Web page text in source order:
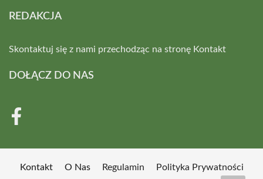
REDAKCJA
Skontaktuj się z nami przechodząc na stronę Kontakt
DOŁĄCZ DO NAS
Kontakt O Nas Regulamin Polityka Prywatności